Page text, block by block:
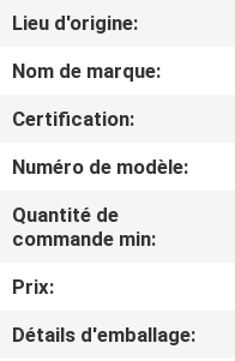
SHOW
PROPOS
DE
NOUS
VISITE
D'USINE
Lieu d'origine:
Nom de marque:
Certification:
Numéro de modèle:
Quantité de
commande min:
Prix:
Détails d'emballage: